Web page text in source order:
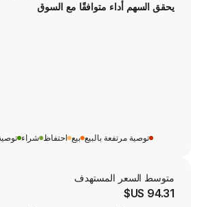
متوافقًا مع السوق
بيع احتفاظ شراء توصية مرتفعة بالشراء
المستهدف